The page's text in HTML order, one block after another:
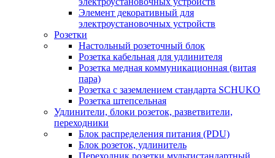
Элемент декоративный для
электроустановочных устройств
Розетки
Настольный розеточный блок
Розетка кабельная для удлинителя
Розетка медная коммуникационная (витая
пара)
Розетка с заземлением стандарта SCHUKO
Розетка штепсельная
Удлинители, блоки розеток, разветвители,
переходники
Блок распределения питания (PDU)
Блок розеток, удлинитель
Переходник розетки мультистандартный